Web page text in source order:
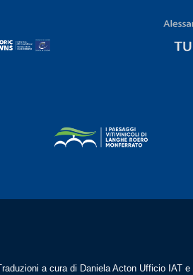
Traduzioni a cura di Daniela Acton Ufficio IAT